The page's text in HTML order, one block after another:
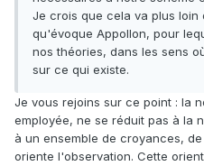
Je crois que cela va plus loin
qu'évoque Appollon, pour
nos théories, dans les sens
sur ce qui existe.
Je vous rejoins sur ce point : la
employée, ne se réduit pas à la
à un ensemble de croyances,
oriente l'observation. Cette